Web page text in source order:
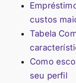
custos
Tabela
Como
seu perfil